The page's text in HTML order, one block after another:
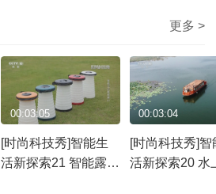
更多 >
[时尚科技秀]智能生
活新探索21 智能露营
00:03:05
[时尚科技秀]智
活新探索20 水
00:03:04